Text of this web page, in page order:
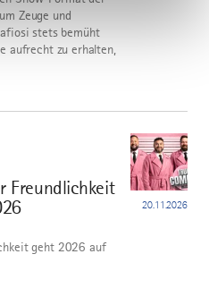
Zeuge und
stets bemüht
aufrecht zu erhalten,
Freundlichkeit
20.11.2026
geht 2026 auf